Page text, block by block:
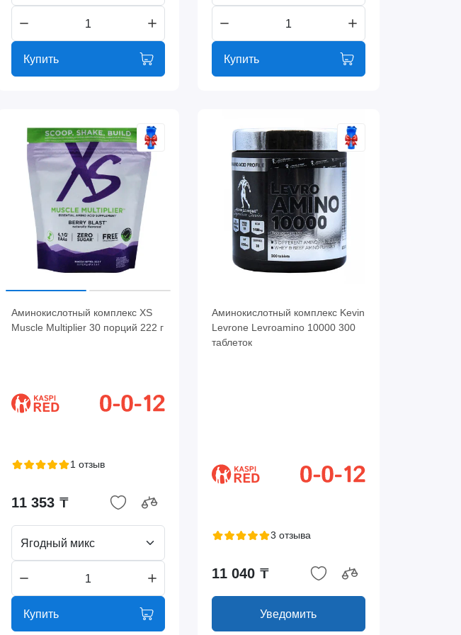
Купить Купить
Аминокислотный комплекс XS
Muscle Multiplier 30 порций 222 г
1 отзыв
11 353 ₸
Ягодный микс
Купить
Аминокислотный комплекс Kevin
Levrone Levroamino 10000 300
таблеток
3 отзыва
11 040 ₸
Уведомить